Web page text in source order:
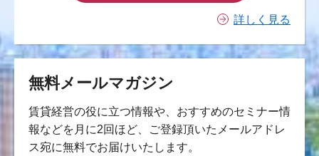
詳しく見る
無料メールマガジン
賃貸経営の役に立つ情報や、おすすめのセミナー情
報などを月に2回ほど、ご登録頂いたメールアドレ
ス宛に無料でお届けいたします。